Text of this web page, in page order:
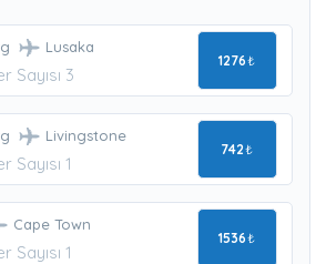
Lusaka
Sayısı 3
1276₺
Livingstone
Sayısı 1
742₺
Cape Town
Sayısı 1
1536₺